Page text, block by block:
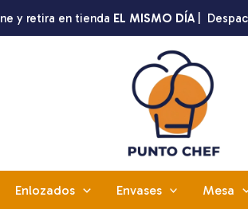
y retira en tienda EL MISMO DÍA |
Enlozados Envases Mesa